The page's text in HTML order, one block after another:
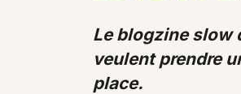
Le blogzine slow
veulent prendre
place.